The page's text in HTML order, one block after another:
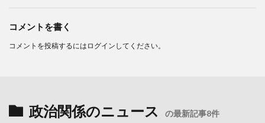
コメントを書く
コメントを投稿するには ログイン してください。
政治関係のニュース の最新記事8件